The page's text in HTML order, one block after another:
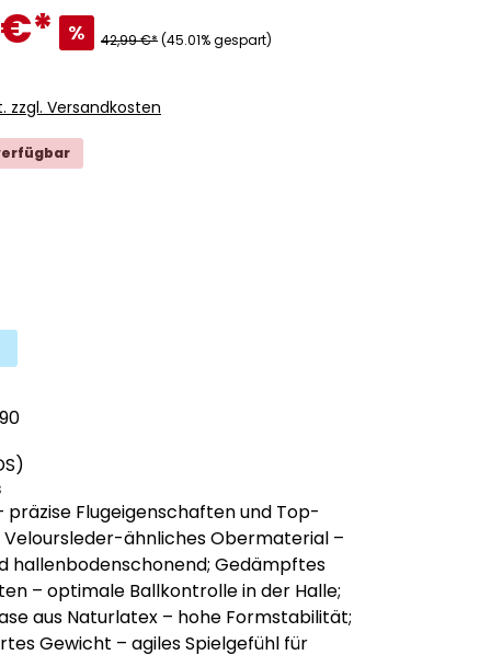
* % 42,99 €*(45.01% gespart)
zzgl. Versandkosten
Option ist zurzeit nicht verfügbar.)
präzise Flugeigenschaften und Top-
ähnliches Obermaterial –
hallenbodenschonend; Gedämpftes
– optimale Ballkontrolle in der Halle;
aus Naturlatex – hohe Formstabilität;
Gewicht – agiles Spielgefühl für